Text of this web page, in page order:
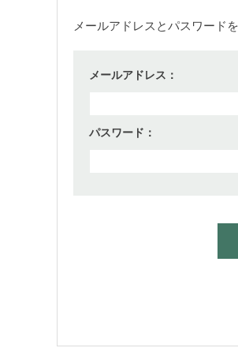
メールアドレス とパスワード
メールアドレス：
パスワード：